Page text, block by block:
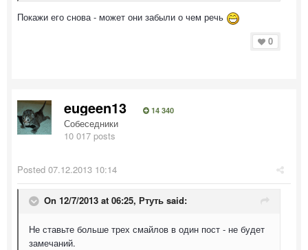
Покажи его снова - может они забыли о чем речь
0
eugeen13 14 340
Собеседники
10 017 posts
Posted 07.12.2013 10:14
On 12/7/2013 at 06:25, Ртуть said:
Не ставьте больше трех смайлов в один пост - не будет
замечаний.